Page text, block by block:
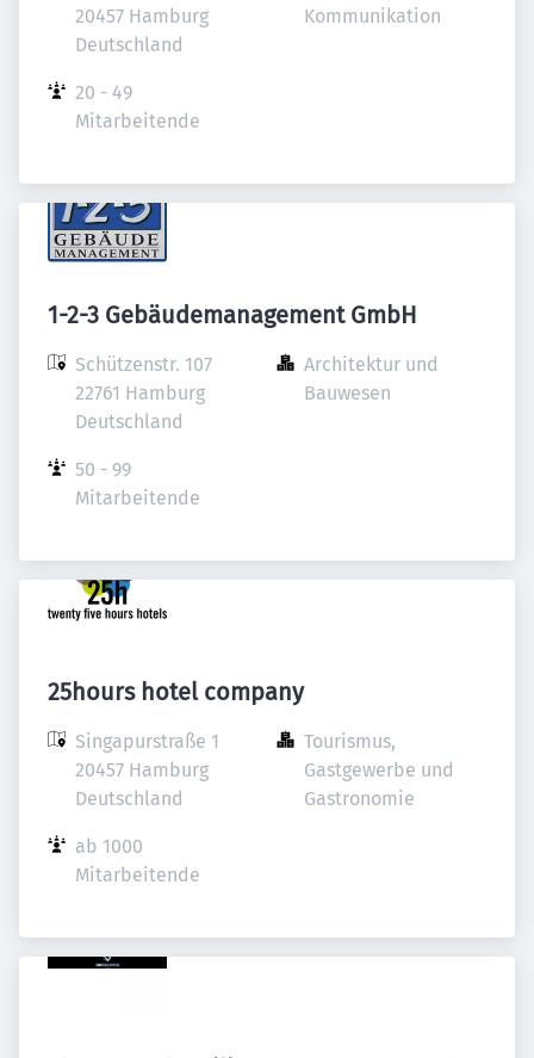
20457 Hamburg
Deutschland
Kommunikation
20 - 49
Mitarbeitende
1-2-3 Gebäudemanagement GmbH
Schützenstr. 107
22761 Hamburg
Deutschland
Architektur und
Bauwesen
50 - 99
Mitarbeitende
25hours hotel company
Singapurstraße 1
20457 Hamburg
Deutschland
Tourismus,
Gastgewerbe und
Gastronomie
ab 1000
Mitarbeitende